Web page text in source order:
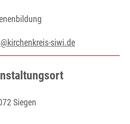
siwi.de
Siegen